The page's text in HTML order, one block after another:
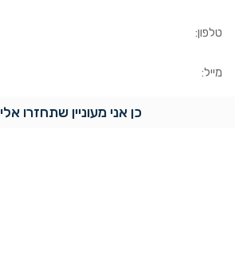
כן אני מעוניין שתחזרו אלי